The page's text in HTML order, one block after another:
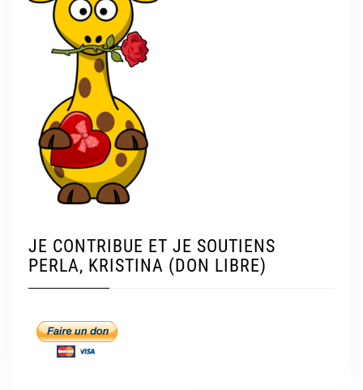
JE CONTRIBUE ET JE SOUTIENS
PERLA, KRISTINA (DON LIBRE)